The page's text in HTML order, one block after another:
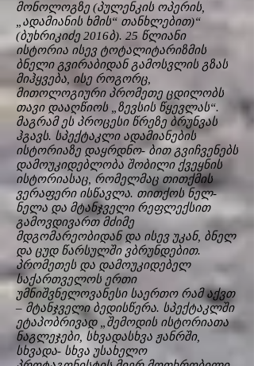
მონოლოგზე (პულენკის ოპერის,
„ადამიანის ხმის“ თანხლებით)“
(ბუხრიკიძე 2016ბ). 25 წლიანი
ისტორია ისევ ტოტალიტარიზმის
ბნელი გვირაბიდან გამოსვლის გზას
მიჰყვება, ისე როგორც,
მითოლოგიური პრომეთე ცდილობს
თავი დააღწიოს „ზევსის წყევლას“.
მაგრამ ეს პროცესი წრეზე ბრუნვას
ჰგავს. სპექტაკლი ადამიანების
ისტორიაზე დაყრდნო- ბით გვიჩვენებს
დამოუკიდებლობა შობილი ქვეყნის
ისტორიასაც, რომელმაც თითქმის
ვერაფერი ისწავლა. თითქოს ნელ-
ნელა და მტანჯველი რეფლექსით
გამოვდივართ მძიმე
მდგომარეობიდან და ისევ უკან, ბნელ
და ცუდ წარსულში ვბრუნდებით.
პრომეთეს და დამოუკიდებელ
საქართველოს ერთი
უმნიშვნელოვანესი საერთო რამ აქვთ
– მტანჯველი ბედისწერა. სპექტაკლში
ეტაპობრივად „შემოდის ისტორიათა
ნაგლეჯები, სხვადასხვა ჟანრში,
სხვადა- სხვა უსახელო